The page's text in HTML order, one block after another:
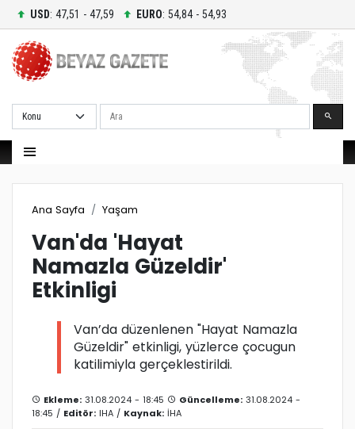
USD: 47,51 - 47,59 EURO: 54,84 - 54,93
Ara
Ana Sayfa Yaşam
Van'da 'Hayat
Namazla Güzeldir'
Etkinligi
Van’da düzenlenen "Hayat Namazla
Güzeldir" etkinligi, yüzlerce çocugun
katilimiyla gerçeklestirildi.
Ekleme: 31.08.2024 - 18:45 Güncelleme: 31.08.2024 -
18:45 / Editör: IHA / Kaynak: İHA